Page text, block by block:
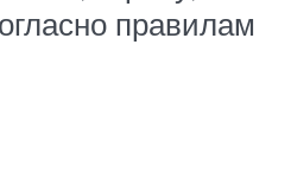
правилам